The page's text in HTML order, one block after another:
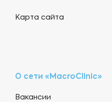
Карта сайта
О сети «MacroClinic»
Вакансии